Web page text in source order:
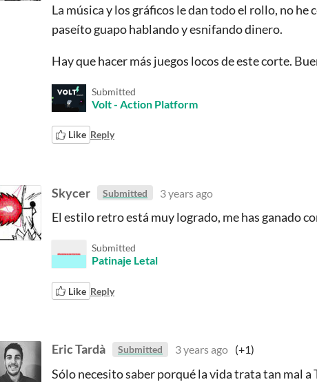
La música y los gráficos le dan todo el rollo, no he
paseíto guapo hablando y esnifando dinero.
Hay que hacer más juegos locos de este corte.
Submitted
Volt - Action Platform
Like Reply
Skycer Submitted 3 years ago
El estilo retro está muy logrado, me has ganado
Submitted
Patinaje Letal
Like Reply
Eric Tardà Submitted 3 years ago (+1)
Sólo necesito saber porqué la vida trata tan mal